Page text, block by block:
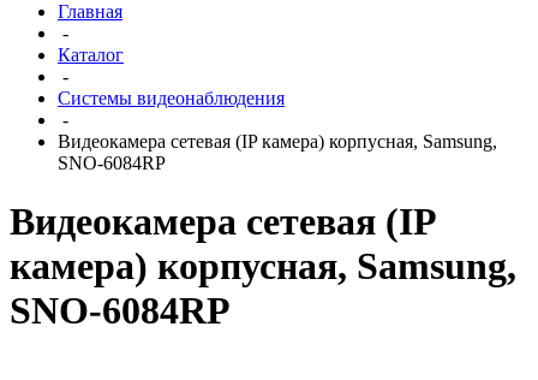
Главная
-
Каталог
-
Системы видеонаблюдения
-
Видеокамера сетевая (IP камера) корпусная, Samsung,
SNO-6084RP
Видеокамера сетевая (IP
камера) корпусная, Samsung,
SNO-6084RP